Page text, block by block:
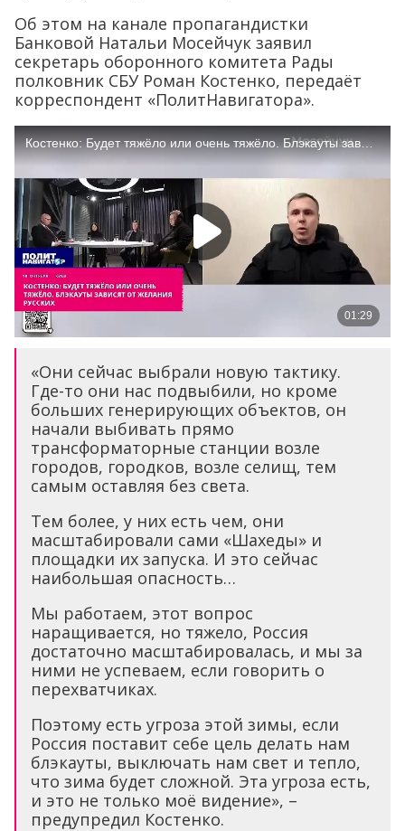
Об этом на канале пропагандистки
Банковой Натальи Мосейчук заявил
секретарь оборонного комитета Рады
полковник СБУ Роман Костенко, передаёт
корреспондент «ПолитНавигатора».
«Они сейчас выбрали новую тактику.
Где-то они нас подвыбили, но кроме
больших генерирующих объектов, он
начали выбивать прямо
трансформаторные станции возле
городов, городков, возле селищ, тем
самым оставляя без света.
Тем более, у них есть чем, они
масштабировали сами «Шахеды» и
площадки их запуска. И это сейчас
наибольшая опасность…
Мы работаем, этот вопрос
наращивается, но тяжело, Россия
достаточно масштабировалась, и мы за
ними не успеваем, если говорить о
перехватчиках.
Поэтому есть угроза этой зимы, если
Россия поставит себе цель делать нам
блэкауты, выключать нам свет и тепло,
что зима будет сложной. Эта угроза есть,
и это не только моё видение», –
предупредил Костенко.